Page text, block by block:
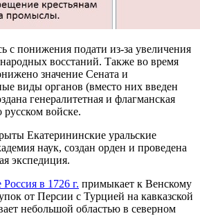
с понижения подати из-за увеличения
восстаний. Также во время
значение Сената и
виды органов (вместо них введен
генералитетная и флагманская
русском войске.
Екатерининские уральские
наук, создан орден и проведена
экспедиция.
в 1726 г. примыкает к Венскому
от Персии с Турцией на кавказской
небольшой областью в северном